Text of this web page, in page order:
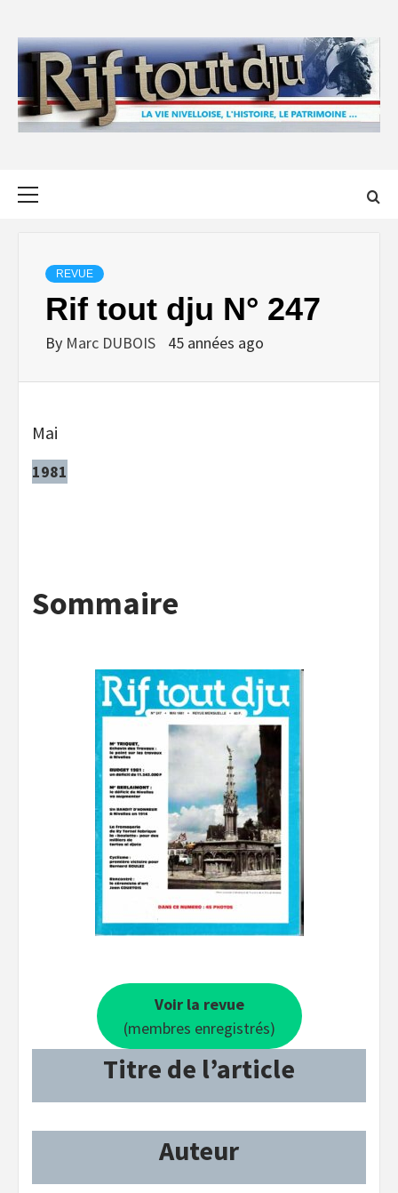
content
REVUE
Rif tout dju N° 247
By Marc DUBOIS 45 années ago
Mai
1981
Sommaire
Voir la revue
(membres enregistrés)
Titre de l’article
Auteur